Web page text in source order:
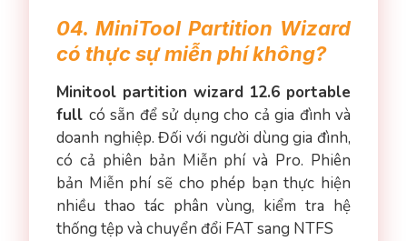
04. MiniTool Partition Wizard
có thực sự miễn phí không?
Minitool partition wizard 12.6 portable
full có sẵn để sử dụng cho cả gia đình và
doanh nghiệp. Đối với người dùng gia đình,
có cả phiên bản Miễn phí và Pro. Phiên
bản Miễn phí sẽ cho phép bạn thực hiện
nhiều thao tác phân vùng, kiểm tra hệ
thống tệp và chuyển đổi FAT sang NTFS